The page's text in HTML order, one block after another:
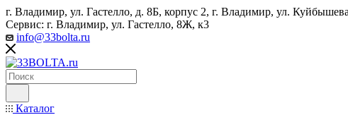
г. Владимир, ул. Гастелло, д. 8Б, корпус 2, г. Владимир, ул.
Сервис: г. Владимир, ул. Гастелло, 8Ж, к3
info@33bolta.ru
Каталог